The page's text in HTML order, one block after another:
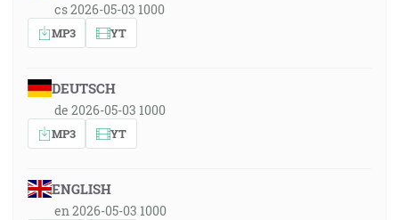
cs 2026-05-03 1000
MP3 YT
DEUTSCH
de 2026-05-03 1000
MP3 YT
ENGLISH
en 2026-05-03 1000